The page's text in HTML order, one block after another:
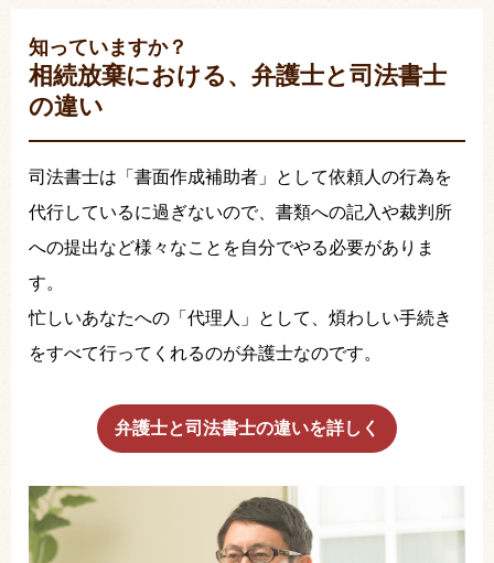
知っていますか？
相続放棄における、弁護士と司法書士
の違い
司法書士は「書面作成補助者」として依頼人の行為を
代行しているに過ぎないので、書類への記入や裁判所
への提出など様々なことを自分でやる必要がありま
す。
忙しいあなたへの「代理人」として、煩わしい手続き
をすべて行ってくれるのが弁護士なのです。
弁護士と司法書士の違いを詳しく